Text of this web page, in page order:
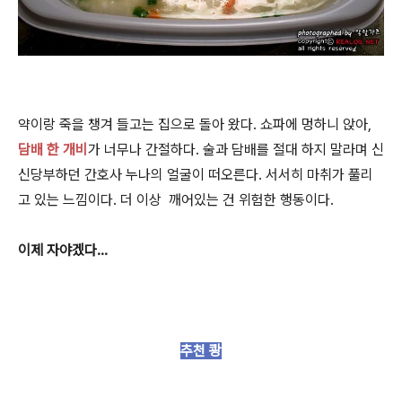
약이랑 죽을 챙겨 들고는 집으로 돌아 왔다. 쇼파에 멍하니 앉아,
담배 한 개비 가 너무나 간절하다. 술과 담배를 절대 하지 말라며 신
신당부하던 간호사 누나의 얼굴이 떠오른다. 서서히 마취가 풀리
고 있는 느낌이다. 더 이상 깨어있는 건 위험한 행동이다.
이제 자야겠다...
추천 쾅